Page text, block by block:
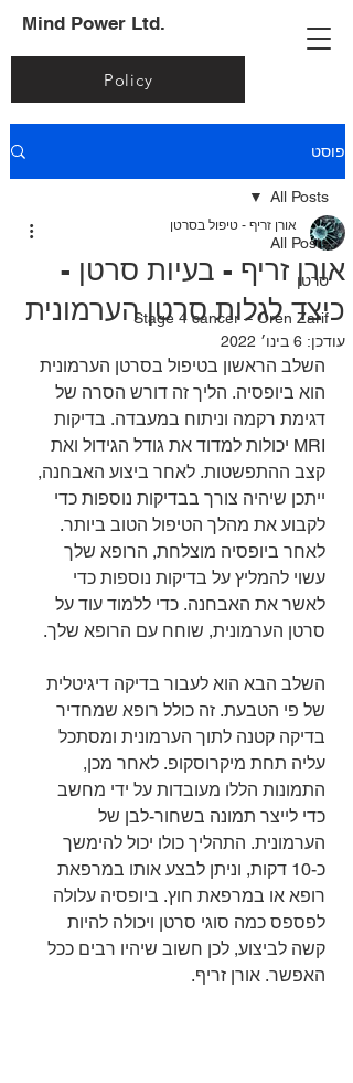
Mind Power Ltd.
Policy
פוסט
All Posts
סרטן
Stage 4 cancer – Oren Zarif
All Posts
אורן זריף - בעיות סרטן -
כיצד לגלות סרטן הערמונית
אורן זריף - טיפול בסרטן
עודכן: 6 בינו׳ 2022
השלב הראשון בטיפול בסרטן הערמונית
הוא ביופסיה. הליך זה דורש הסרה של
דגימת רקמה וניתוח במעבדה. בדיקות
MRI יכולות למדוד את גודל הגידול ואת
קצב ההתפשטות. לאחר ביצוע האבחנה,
ייתכן שיהיה צורך בבדיקות נוספות כדי
לקבוע את מהלך הטיפול הטוב ביותר.
לאחר ביופסיה מוצלחת, הרופא שלך
עשוי להמליץ ​​​​על בדיקות נוספות כדי
לאשר את האבחנה. כדי ללמוד עוד על
סרטן הערמונית, שוחח עם הרופא שלך.
השלב הבא הוא לעבור בדיקה דיגיטלית
של פי הטבעת. זה כולל רופא שמחדיר
בדיקה קטנה לתוך הערמונית ומסתכל
עליה תחת מיקרוסקופ. לאחר מכן,
התמונות הללו מעובדות על ידי מחשב
כדי לייצר תמונה בשחור-לבן של
הערמונית. התהליך כולו יכול להימשך
כ-10 דקות, וניתן לבצע אותו במרפאת
רופא או במרפאת חוץ. ביופסיה עלולה
לפספס כמה סוגי סרטן ויכולה להיות
קשה לביצוע, לכן חשוב שיהיו רבים ככל
האפשר. אורן זריף.